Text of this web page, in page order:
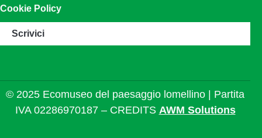
Cookie Policy
Scrivici
© 2025 Ecomuseo del paesaggio lomellino | Partita
IVA 02286970187 – CREDITS AWM Solutions